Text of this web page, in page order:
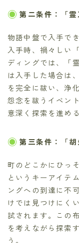
第二条件：「霊
物語中盤で入手で
入手時、禍々しい
ディングでは、「
は入手した場合は
を完全に祓い、浄
怨念を祓うイベン
意深く探索を進め
第三条件：「
町のどこかにひっ
というキーアイテ
ングへの到達に不
けでは見つけにく
試されます。この
を考えながら探索
う。